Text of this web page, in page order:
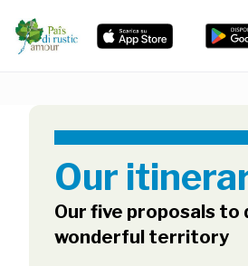
Our
Our five proposals to
wonderful territory